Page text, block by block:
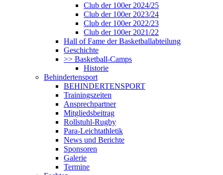
Club der 100er 2024/25
Club der 100er 2023/24
Club der 100er 2022/23
Club der 100er 2021/22
Hall of Fame der Basketballabteilung
Geschichte
>> Basketball-Camps
Historie
Behindertensport
BEHINDERTENSPORT
Trainingszeiten
Ansprechpartner
Mitgliedsbeitrag
Rollstuhl-Rugby
Para-Leichtathletik
News und Berichte
Sponsoren
Galerie
Termine